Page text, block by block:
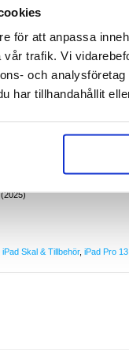
för att anpassa
trafik. Vi
och
har tillhandahållit
iPad Pro 13 (2025)
i detta stiliga TPU skal med ett
utmärkt skydd för din iPad
med precision och
Pro 13 (2025) med ett coolt
(2025) mot vardagliga repor
gjutna sidoknappar
(2024), iPad Pro 13 (2025)
(TPU)
iPad Skal & Tillbehör, iPad Pro